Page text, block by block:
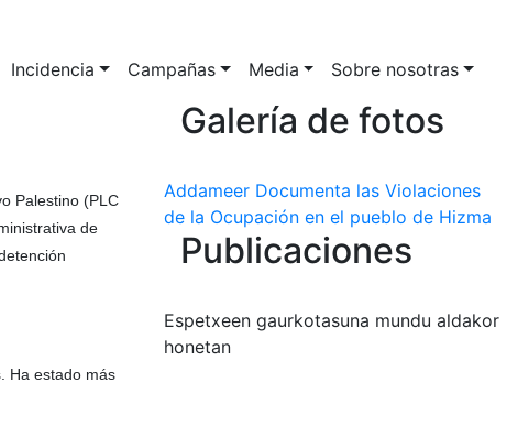
Incidencia Campañas Media Sobre nosotras
Palestino (PLC
de
Ha estado más
Galería de fotos
Addameer Documenta las Violaciones
de la Ocupación en el pueblo de Hizma
Publicaciones
Espetxeen gaurkotasuna mundu aldakor
honetan